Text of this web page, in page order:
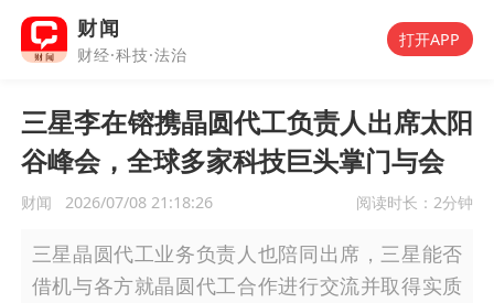
财闻
财经·科技·法治
打开APP
三星李在镕携晶圆代工负责人出席太阳
谷峰会，全球多家科技巨头掌门与会
财闻 2026/07/08 21:18:26 阅读时长： 2分钟
三星晶圆代工业务负责人也陪同出席，三星能否
借机与各方就晶圆代工合作进行交流并取得实质